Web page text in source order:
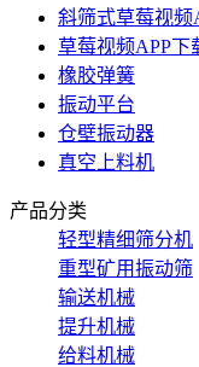
斜筛式草莓视频
草莓视频APP下
橡胶弹簧
振动平台
仓壁振动器
真空上料机
产品分类
轻型精细筛分机
重型矿用振动筛
输送机械
提升机械
给料机械